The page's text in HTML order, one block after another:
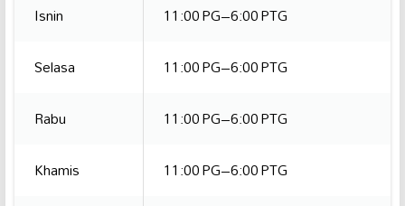
Isnin
11:00 PG–6:00 PTG
Selasa
11:00 PG–6:00 PTG
Rabu
11:00 PG–6:00 PTG
Khamis
11:00 PG–6:00 PTG